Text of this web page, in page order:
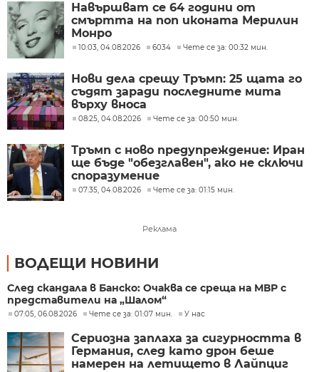
Навършват се 64 години от
смъртта на поп иконата Мерилин
Монро
10:03, 04.08.2026 6034 Чете се за: 00:32 мин.
Нови дела срещу Тръмп: 25 щата го
съдят заради последните мита
върху вноса
08:25, 04.08.2026 Чете се за: 00:50 мин.
Тръмп с ново предупреждение: Иран
ще бъде "обезглавен", ако не сключи
споразумение
07:35, 04.08.2026 Чете се за: 01:15 мин.
Реклама
ВОДЕЩИ НОВИНИ
След скандала в Банско: Очаква се среща на МВР с
представители на „Шалом“
07:05, 06.08.2026 Чете се за: 01:07 мин. У нас
Сериозна заплаха за сигурността в
Германия, след като дрон беше
намерен на летището в Лайпциг